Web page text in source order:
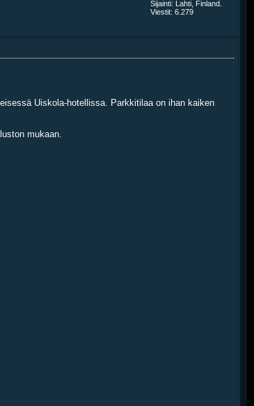
Sijainti: Lahti, Finland.
Viestit: 6.279
Uiskola-hotellissa. Parkkitilaa on ihan kaiken
mukaan.